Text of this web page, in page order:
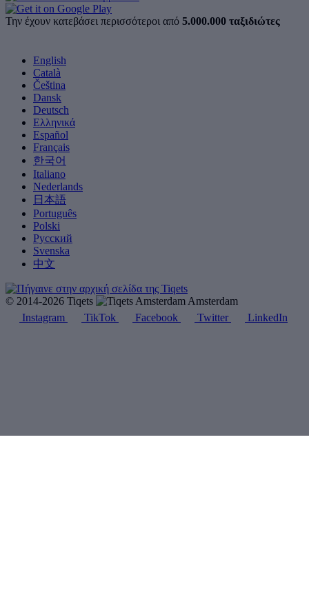
Την έχουν κατεβάσει περισσότεροι από 5.000.000 ταξιδιώτες
English
Català
Čeština
Dansk
Deutsch
Ελληνικά
Español
Français
한국어
Italiano
Nederlands
日本語
Português
Polski
Русский
Svenska
中文
© 2014-2026 Tiqets
Amsterdam
Instagram
TikTok Facebook Twitter LinkedIn